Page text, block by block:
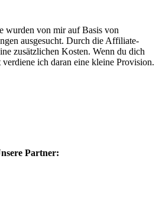
wurden von mir auf Basis von
ausgesucht. Durch die Affiliate-
zusätzlichen Kosten. Wenn du dich
ich daran eine kleine Provision.
Partner: